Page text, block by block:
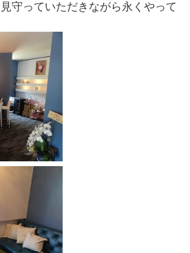
守っていただきながら永くやって